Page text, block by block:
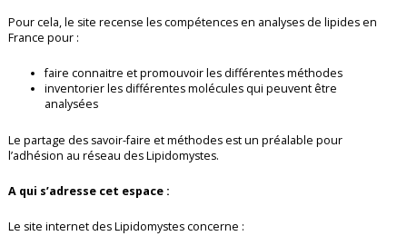
Pour cela, le site recense les compétences en analyses de lipides en
France pour :
faire connaitre et promouvoir les différentes méthodes
inventorier les différentes molécules qui peuvent être
analysées
Le partage des savoir-faire et méthodes est un préalable pour
l’adhésion au réseau des Lipidomystes.
A qui s’adresse cet espace :
Le site internet des Lipidomystes concerne :